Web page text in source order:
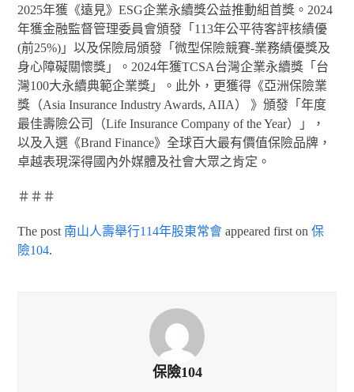
2025年獲《遠見》ESG企業永續獎公益推動組首獎。2024
年獲金融監督管理委員會頒發「113年公平待客評核績優
(前25%)」以及保險局頒發「微型保險競賽-業務績優獎及
身心障礙關懷獎」。2024年獲TCSA台灣企業永續獎「台
灣100大永續典範企業獎」。此外，更獲得《亞洲保險業
獎（Asia Insurance Industry Awards, AIIA） 》頒發「年度
最佳壽險公司（Life Insurance Company of the Year）」，
以及入選《Brand Finance》全球百大最有價值保險品牌，
卓越表現深得國內外媒體及社會大眾之肯定。
＃＃＃
The post 南山人壽舉行114年股東常會 appeared first on保
險104.
保險104